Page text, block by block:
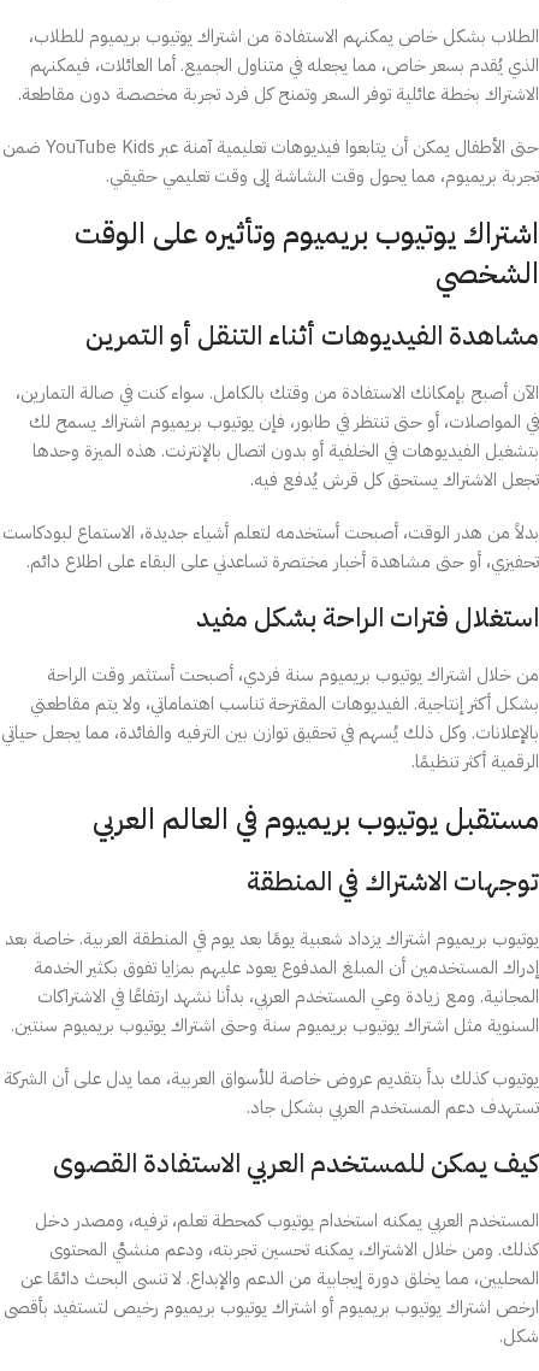
الطلاب بشكل خاص يمكنهم الاستفادة من اشتراك يوتيوب بريميوم للطلاب،
الذي يُقدم بسعر خاص، مما يجعله في متناول الجميع. أما العائلات، فيمكنهم
الاشتراك بخطة عائلية توفر السعر وتمنح كل فرد تجربة مخصصة دون مقاطعة.
حتى الأطفال يمكن أن يتابعوا فيديوهات تعليمية آمنة عبر YouTube Kids ضمن
تجربة بريميوم، مما يحول وقت الشاشة إلى وقت تعليمي حقيقي.
اشتراك يوتيوب بريميوم وتأثيره على الوقت
الشخصي
مشاهدة الفيديوهات أثناء التنقل أو التمرين
الآن أصبح بإمكانك الاستفادة من وقتك بالكامل. سواء كنت في صالة التمارين،
في المواصلات، أو حتى تنتظر في طابور، فإن يوتيوب بريميوم اشتراك يسمح لك
بتشغيل الفيديوهات في الخلفية أو بدون اتصال بالإنترنت. هذه الميزة وحدها
تجعل الاشتراك يستحق كل قرش يُدفع فيه.
بدلاً من هدر الوقت، أصبحت أستخدمه لتعلم أشياء جديدة، الاستماع لبودكاست
تحفيزي، أو حتى مشاهدة أخبار مختصرة تساعدني على البقاء على اطلاع دائم.
استغلال فترات الراحة بشكل مفيد
من خلال اشتراك يوتيوب بريميوم سنة فردي، أصبحت أستثمر وقت الراحة
بشكل أكثر إنتاجية. الفيديوهات المقترحة تناسب اهتماماتي، ولا يتم مقاطعتي
بالإعلانات. وكل ذلك يُسهم في تحقيق توازن بين الترفيه والفائدة، مما يجعل حياتي
الرقمية أكثر تنظيمًا.
مستقبل يوتيوب بريميوم في العالم العربي
توجهات الاشتراك في المنطقة
يوتيوب بريميوم اشتراك يزداد شعبية يومًا بعد يوم في المنطقة العربية. خاصة بعد
إدراك المستخدمين أن المبلغ المدفوع يعود عليهم بمزايا تفوق بكثير الخدمة
المجانية. ومع زيادة وعي المستخدم العربي، بدأنا نشهد ارتفاعًا في الاشتراكات
السنوية مثل اشتراك يوتيوب بريميوم سنة وحتى اشتراك يوتيوب بريميوم سنتين.
يوتيوب كذلك بدأ بتقديم عروض خاصة للأسواق العربية، مما يدل على أن الشركة
تستهدف دعم المستخدم العربي بشكل جاد.
كيف يمكن للمستخدم العربي الاستفادة القصوى
المستخدم العربي يمكنه استخدام يوتيوب كمحطة تعلم، ترفيه، ومصدر دخل
كذلك. ومن خلال الاشتراك، يمكنه تحسين تجربته، ودعم منشئي المحتوى
المحليين، مما يخلق دورة إيجابية من الدعم والإبداع. لا تنسى البحث دائمًا عن
ارخص اشتراك يوتيوب بريميوم أو اشتراك يوتيوب بريميوم رخيص لتستفيد بأقصى
شكل.